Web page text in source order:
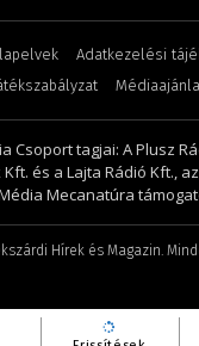
Adatkezelési
Csoport tagjai: A Plusz
és a Lajta Rádió Kft.,
Mecanatúra
Hírek és Magazin.